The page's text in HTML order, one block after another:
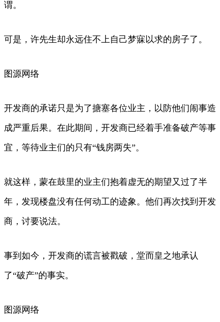
谓。
可是，许先生却永远住不上自己梦寐以求的房子了。
图源网络
开发商的承诺只是为了搪塞各位业主，以防他们闹事造
成严重后果。在此期间，开发商已经着手准备破产等事
宜，等待业主们的只有“钱房两失”。
就这样，蒙在鼓里的业主们抱着虚无的期望又过了半
年，发现楼盘没有任何动工的迹象。他们再次找到开发
商，讨要说法。
事到如今，开发商的谎言被戳破，堂而皇之地承认
了“破产”的事实。
图源网络